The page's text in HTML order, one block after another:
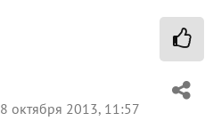
8 октября 2013, 11:57